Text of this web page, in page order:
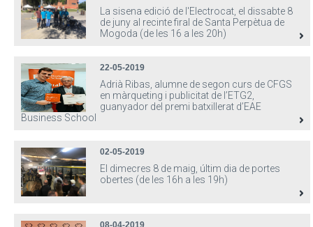
La sisena edició de l'Electrocat, el dissabte 8
de juny al recinte firal de Santa Perpètua de
Mogoda (de les 16 a les 20h)
22-05-2019
Adrià Ribas, alumne de segon curs de CFGS
en màrqueting i publicitat de l’ETG2,
guanyador del premi batxillerat d’EAE
Business School
02-05-2019
El dimecres 8 de maig, últim dia de portes
obertes (de les 16h a les 19h)
08-04-2019